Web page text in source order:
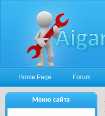
Home Page Forum
Меню сайта